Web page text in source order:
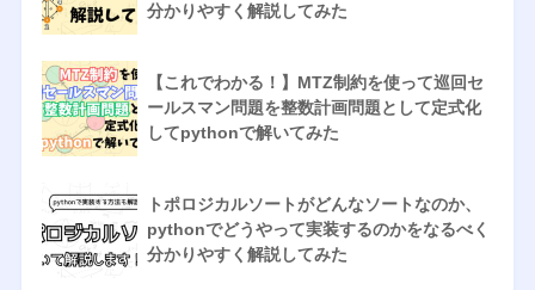
分かりやすく解説してみた
【これでわかる！】MTZ制約を使って巡回セ
ールスマン問題を整数計画問題として定式化
してpythonで解いてみた
トポロジカルソートがどんなソートなのか、
pythonでどうやって実装するのかをなるべく
分かりやすく解説してみた